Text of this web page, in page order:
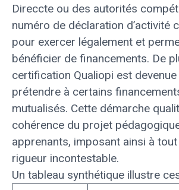
Direccte ou des autorités
numéro de déclaration d’activité
pour exercer légalement et
bénéficier de financements. De
certification Qualiopi est
prétendre à certains
mutualisés. Cette démarche
cohérence du projet
apprenants, imposant ainsi à
rigueur incontestable.
Un tableau synthétique illustre